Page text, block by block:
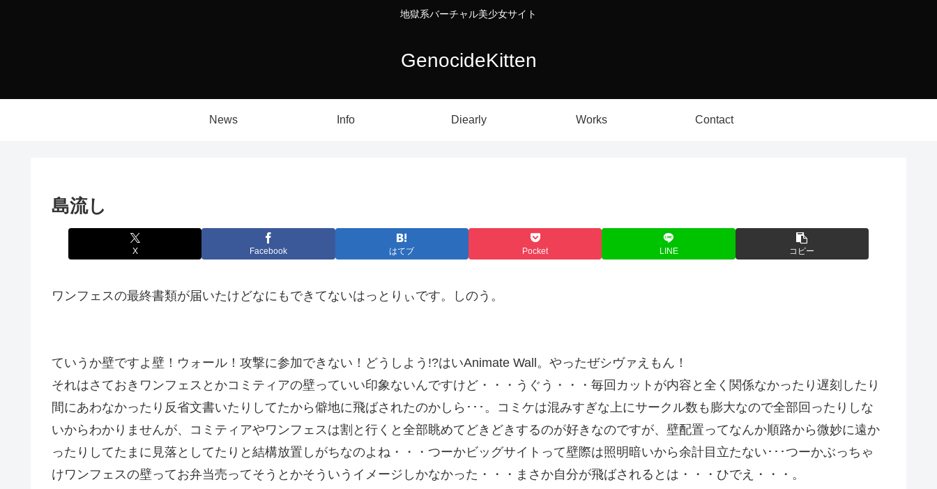
地獄系バーチャル美少女サイト
GenocideKitten
News Info Diearly Works Contact
島流し
X Facebook はてブ Pocket LINE コピー
ワンフェスの最終書類が届いたけどなにもできてないはっとりぃです。しのう。
ていうか壁ですよ壁！ウォール！攻撃に参加できない！どうしよう!?はいAnimate Wall。やったぜシヴァえもん！
それはさておきワンフェスとかコミティアの壁っていい印象ないんですけど・・・うぐう・・・毎回カットが内容と全く関係なかったり遅刻したり
間にあわなかったり反省文書いたりしてたから僻地に飛ばされたのかしら･･･。コミケは混みすぎな上にサークル数も膨大なので全部回ったりしな
いからわかりませんが、コミティアやワンフェスは割と行くと全部眺めてどきどきするのが好きなのですが、壁配置ってなんか順路から微妙に遠か
ったりしてたまに見落としてたりと結構放置しがちなのよね・・・つーかビッグサイトって壁際は照明暗いから余計目立たない･･･つーかぶっちゃ
けワンフェスの壁ってお弁当売ってそうとかそういうイメージしかなかった・・・まさか自分が飛ばされるとは・・・ひでえ・・・。